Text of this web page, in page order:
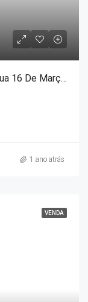
Loja Com Excelente Localização Na Rua 16 De Março – Petrópolis-RJ.
1 ano atrás
VENDA